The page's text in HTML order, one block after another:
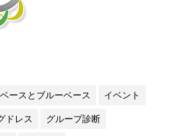
ースとブルーベース
イベント
ドレス
グループ診断